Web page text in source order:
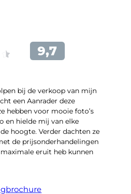
bij de verkoop van mijn
een Aanrader deze
hebben voor mooie foto’s
en hielde mij van elke
hoogte. Verder dachten ze
de prijsonderhandelingen
eruit heb kunnen